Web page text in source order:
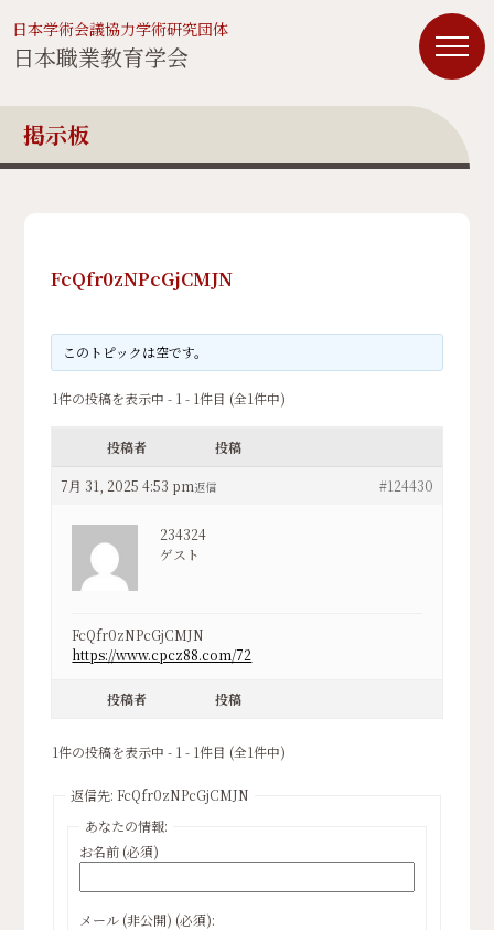
日本学術会議協力学術研究団体
日本職業教育学会
掲示板
FcQfr0zNPcGjCMJN
このトピックは空です。
1件の投稿を表示中 - 1 - 1件目 (全1件中)
投稿者 投稿
7月 31, 2025 4:53 pm #124430
返信
234324
ゲスト
FcQfr0zNPcGjCMJN
https://www.cpcz88.com/72
投稿者 投稿
1件の投稿を表示中 - 1 - 1件目 (全1件中)
返信先: FcQfr0zNPcGjCMJN
あなたの情報:
お名前 (必須)
メール (非公開) (必須):